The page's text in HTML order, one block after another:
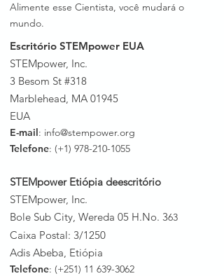
Alimente esse Cientista, você mudará o
mundo.
Escritório STEMpower EUA
STEMpower, Inc.
3 Besom St #318
Marblehead, MA 01945
EUA
E-mail: info@stempower.org
Telefone: (+1) 978-210-1055
STEMpower Etiópia deescritório
STEMpower, Inc.
Bole Sub City, Wereda 05 H.No. 363
Caixa Postal: 3/1250
Adis Abeba, Etiópia
Telefone: (+251) 11 639-3062